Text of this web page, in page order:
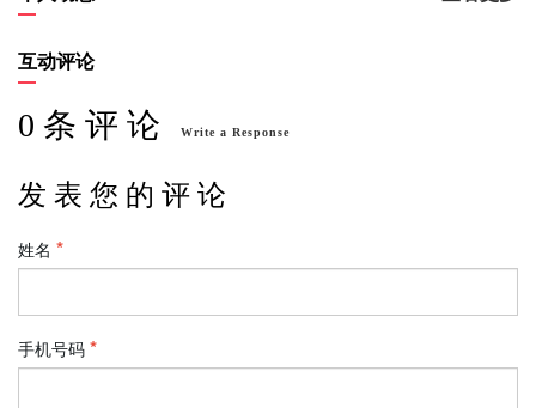
互动评论
0 条 评 论 Write a Response
发 表 您 的 评 论
姓名
手机号码